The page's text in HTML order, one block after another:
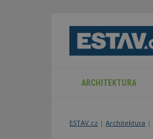
ARCHITEKTURA
ESTAV.cz Architektura